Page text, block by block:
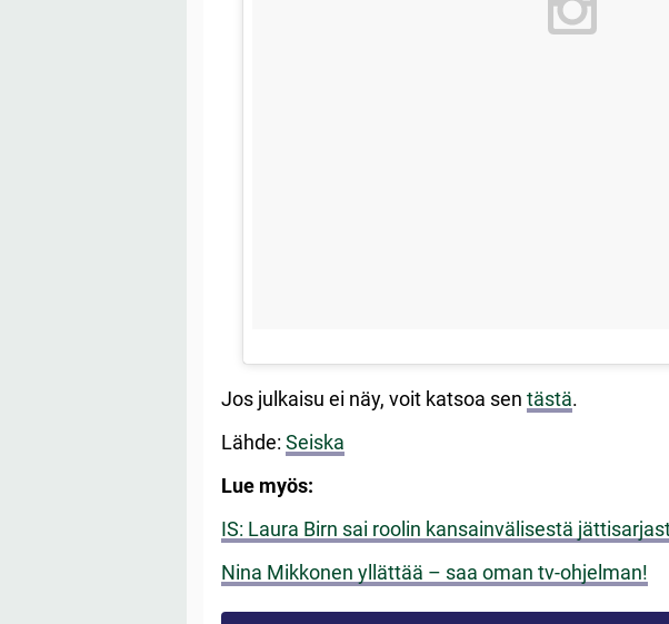
Jos julkaisu ei näy, voit katsoa sen tästä.
Lähde: Seiska
Lue myös:
IS: Laura Birn sai roolin kansainvälisestä
Nina Mikkonen yllättää – saa oman tv-ohjelman!